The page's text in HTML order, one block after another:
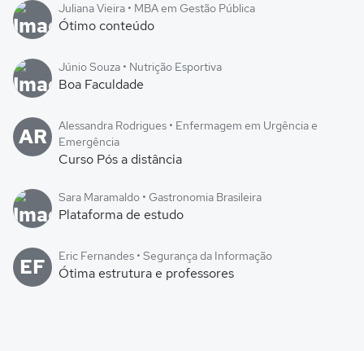
Juliana Vieira • MBA em Gestão Pública
Ótimo conteúdo
Júnio Souza • Nutrição Esportiva
Boa Faculdade
AR
Alessandra Rodrigues • Enfermagem em Urgência e
Emergência
Curso Pós a distância
Sara Maramaldo • Gastronomia Brasileira
Plataforma de estudo
EF Eric Fernandes • Segurança da Informação
Ótima estrutura e professores